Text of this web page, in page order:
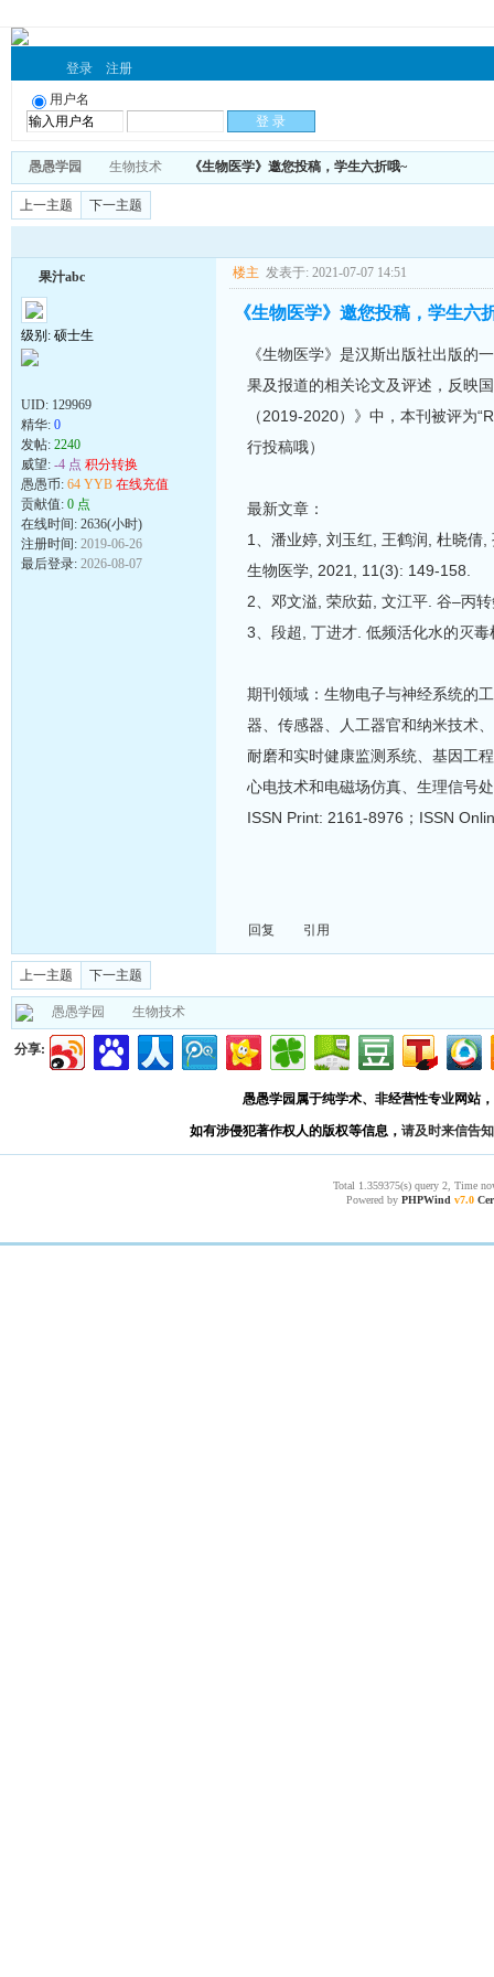
登录 注册
用户名
愚愚学园 生物技术 《生物医学》邀您投稿，学生六折哦~
上一主题 下一主题
果汁abc
级别: 硕士生
UID: 129969
精华: 0
发帖: 2240
威望: -4 点 积分转换
愚愚币: 64 YYB 在线充值
贡献值: 0 点
在线时间: 2636(小时)
注册时间: 2019-06-26
最后登录: 2026-08-07
楼主 发表于: 2021-07-07 14:51
《生物医学》邀您投稿，学生六
《生物医学》是汉斯出版社出版的
果及报道的相关论文及评述，反映
（2019-2020）》中，本刊被评
行投稿哦）
最新文章：
1、潘业婷, 刘玉红, 王鹤润, 杜晓倩
生物医学, 2021, 11(3): 149-158.
2、邓文溢, 荣欣茹, 文江平. 谷–丙
3、段超, 丁进才. 低频活化水的灭
期刊领域：生物电子与神经系统的
器、传感器、人工器官和纳米技术
耐磨和实时健康监测系统、基因工
心电技术和电磁场仿真、生理信号
ISSN Print: 2161-8976；ISSN
回复 引用
上一主题 下一主题
愚愚学园 生物技术
分享:
愚愚学园属于纯学术、非经营性专业网站
如有涉侵犯著作权人的版权等信息， 请及时来信告知
Total 1.359375(s) query 2, Time
Powered by PHPWind v7.0